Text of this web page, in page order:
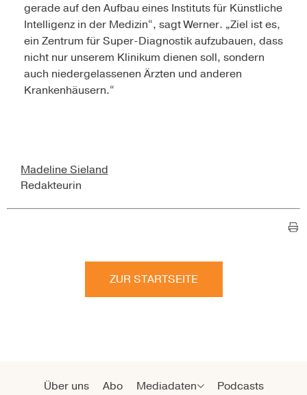
gerade auf den Aufbau eines Instituts für Künstliche
Intelligenz in der Medizin“, sagt Werner. „Ziel ist es,
ein Zentrum für Super-Diagnostik aufzubauen, dass
nicht nur unserem Klinikum dienen soll, sondern
auch niedergelassenen Ärzten und anderen
Krankenhäusern.“
Madeline Sieland
Redakteurin
ZUR STARTSEITE
Über uns Abo Mediadaten Podcasts